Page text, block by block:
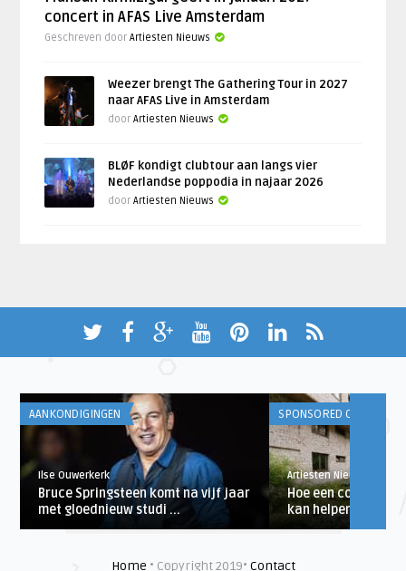
concert in AFAS Live Amsterdam
Geschreven doorArtiesten Nieuws
Weezer brengt The Gathering Tour in 2027
naar AFAS Live in Amsterdam
doorArtiesten Nieuws
BLØF kondigt clubtour aan langs vier
Nederlandse poppodia in najaar 2026
doorArtiesten Nieuws
AANKONDIGINGEN
Ilse Ouwerkerk
Bruce Springsteen komt na vijf jaar
met gloednieuw studi ...
SPONSORED CONTENT
Artiesten Nieuws
Hoe een
kan helpen bij het
Home • Copyright 2019• Contact